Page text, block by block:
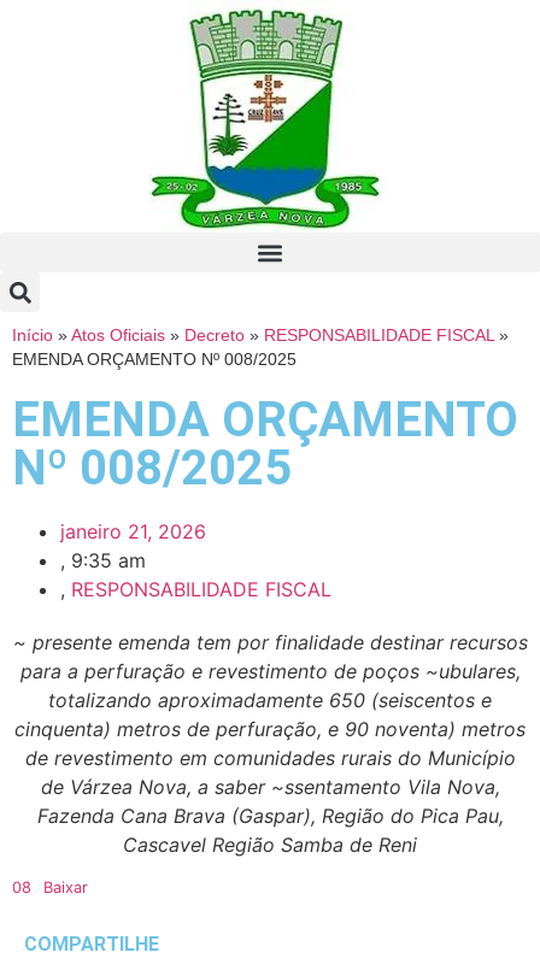
Início » Atos Oficiais » Decreto » RESPONSABILIDADE FISCAL»
EMENDA ORÇAMENTO Nº 008/2025
EMENDA ORÇAMENTO
Nº 008/2025
janeiro 21, 2026
, 9:35 am
, RESPONSABILIDADE FISCAL
~ presente emenda tem por finalidade destinar recursos
para a perfuração e revestimento de poços ~ubulares,
totalizando aproximadamente 650 (seiscentos e
cinquenta) metros de perfuração, e 90 noventa) metros
de revestimento em comunidades rurais do Município
de Várzea Nova, a saber ~ssentamento Vila Nova,
Fazenda Cana Brava (Gaspar), Região do Pica Pau,
Cascavel Região Samba de Reni
08 Baixar
COMPARTILHE